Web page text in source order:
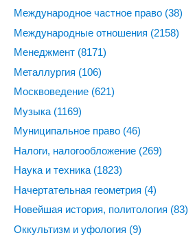
Международное частное право (38)
Международные отношения (2158)
Менеджмент (8171)
Металлургия (106)
Москвоведение (621)
Музыка (1169)
Муниципальное право (46)
Налоги, налогообложение (269)
Наука и техника (1823)
Начертательная геометрия (4)
Новейшая история, политология (83)
Оккультизм и уфология (9)